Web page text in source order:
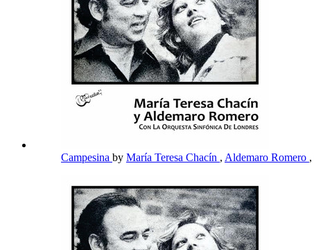
Campesina by María Teresa Chacín , Aldemaro Romero ,